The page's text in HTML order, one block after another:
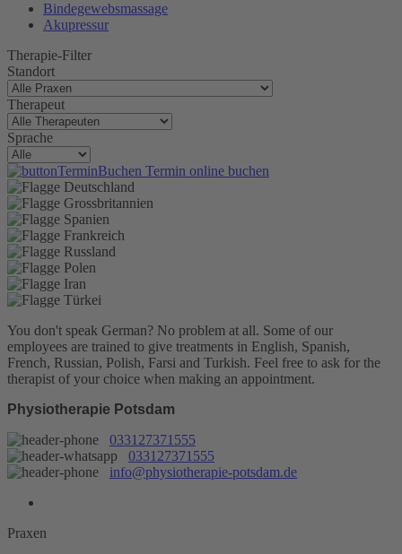
Bindegewebsmassage
Akupressur
Therapie-Filter
Standort
Therapeut
Sprache
Termin online buchen
You don't speak German? No problem at all. Some of our
employees are trained to give treatments in English, Spanish,
French, Russian, Polish, Farsi and Turkish. Feel free to ask for the
therapist of your choice when making an appointment.
Physiotherapie Potsdam
033127371555
033127371555
info@physiotherapie-potsdam.de
Praxen